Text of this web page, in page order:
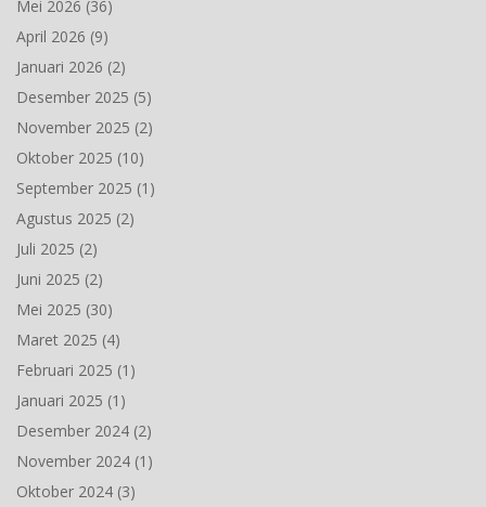
Mei 2026 (36)
April 2026 (9)
Januari 2026 (2)
Desember 2025 (5)
November 2025 (2)
Oktober 2025 (10)
September 2025 (1)
Agustus 2025 (2)
Juli 2025 (2)
Juni 2025 (2)
Mei 2025 (30)
Maret 2025 (4)
Februari 2025 (1)
Januari 2025 (1)
Desember 2024 (2)
November 2024 (1)
Oktober 2024 (3)